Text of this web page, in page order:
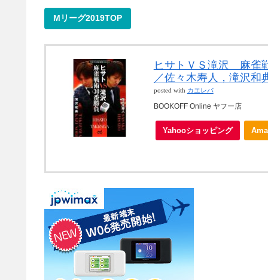
Mリーグ2019TOP
ヒサトＶＳ滝沢 麻雀
／佐々木寿人，滝沢和
posted with カエレバ
BOOKOFF Online ヤフー店
Yahooショッピング